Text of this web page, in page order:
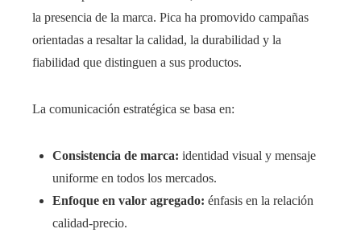
la presencia de la marca. Pica ha promovido campañas
orientadas a resaltar la calidad, la durabilidad y la
fiabilidad que distinguen a sus productos.
La comunicación estratégica se basa en:
Consistencia de marca: identidad visual y mensaje
uniforme en todos los mercados.
Enfoque en valor agregado: énfasis en la relación
calidad-precio.